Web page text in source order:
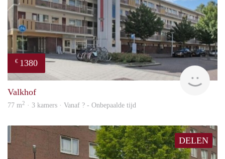
€ 1380
Valkhof
77 m2 · 3 kamers · Vanaf ? - Onbepaalde tijd
DELEN